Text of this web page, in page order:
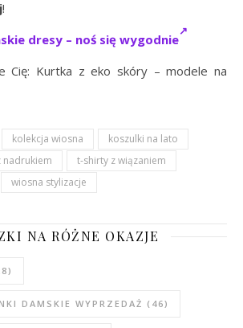
!
dresy – noś się wygodnie
Cię: Kurtka z eko skóry – modele na
kolekcja wiosna
koszulki na lato
nadrukiem
t-shirty z wiązaniem
wiosna stylizacje
NA RÓŻNE OKAZJE
DAMSKIE WYPRZEDAŻ (46)